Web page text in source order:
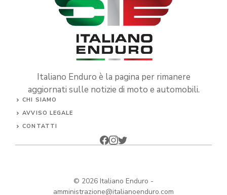
Italiano Enduro è la pagina per rimanere
aggiornati sulle notizie di moto e automobili.
CHI SIAMO
AVVISO LEGALE
CONTATTI
© 2026 Italiano Enduro -
amministrazione@italianoenduro.com